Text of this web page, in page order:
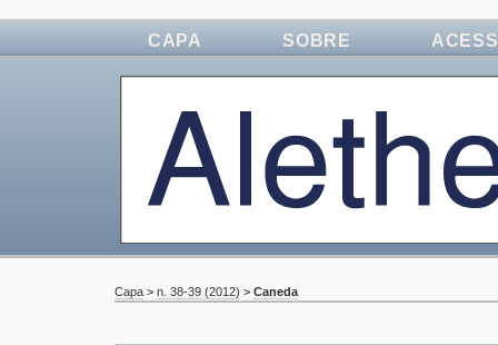
CAPA SOBRE
Capa > n. 38-39 (2012) > Caneda